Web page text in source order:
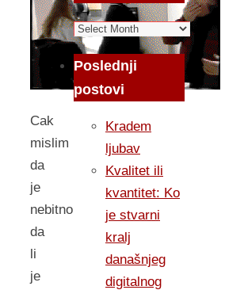
Cak
mislim
da
je
nebitno
da
li
je
Arhiva
Poslednji
postovi
Kradem
ljubav
Kvalitet ili
kvantitet: Ko
je stvarni
kralj
današnjeg
digitalnog